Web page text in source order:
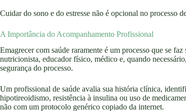
Cuidar do sono e do estresse não é opcional no processo
A Importância do Acompanhamento Profissional
Emagrecer com saúde raramente é um processo que se
nutricionista, educador físico, médico e, quando
segurança do processo.
Um profissional de saúde avalia sua história clínica,
hipotireoidismo, resistência à insulina ou uso de
não com um protocolo genérico copiado da internet.